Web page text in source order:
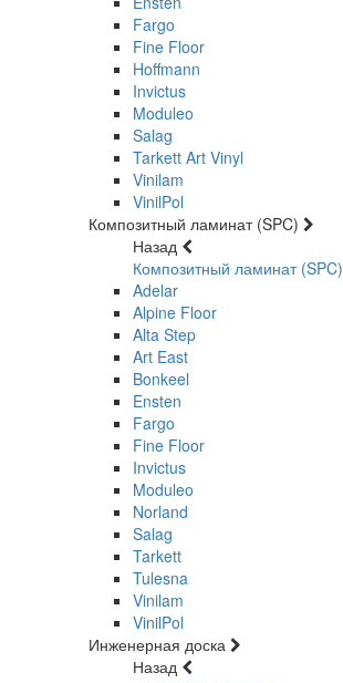
Fargo
Fine Floor
Hoffmann
Invictus
Moduleo
Salag
Tarkett Art Vinyl
Vinilam
VinilPol
Композитный ламинат (SPC)
Назад
Композитный ламинат (SPC)
Adelar
Alpine Floor
Alta Step
Art East
Bonkeel
Ensten
Fargo
Fine Floor
Invictus
Moduleo
Norland
Salag
Tarkett
Tulesna
Vinilam
VinilPol
Инженерная доска
Назад